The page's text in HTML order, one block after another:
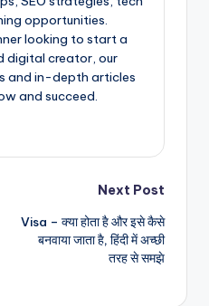
opportunities.
looking to start a
digital creator, our
in-depth articles
and succeed.
Next Post
Visa – क्या होता है और इसे कैसे
बनवाया जाता है, हिंदी में अच्छी
तरह से समझे